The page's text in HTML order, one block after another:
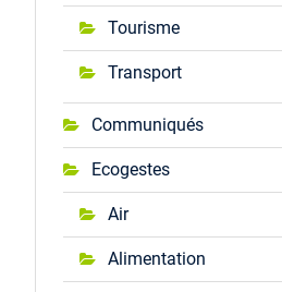
Tourisme
Transport
Communiqués
Ecogestes
Air
Alimentation